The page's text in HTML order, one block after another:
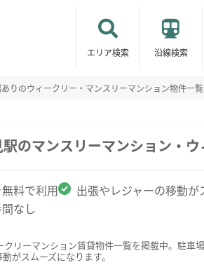
エリア検索 沿線検索
りのウィークリー・マンスリーマンション物件一覧
のマンスリーマンション・
料で利用 出張やレジャーの移動が
なし
リーマンション賃貸物件一覧を掲載中。駐
がスムーズになります。